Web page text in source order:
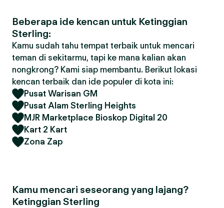
Beberapa ide kencan untuk Ketinggian
Sterling:
Kamu sudah tahu tempat terbaik untuk mencari
teman di sekitarmu, tapi ke mana kalian akan
nongkrong? Kami siap membantu. Berikut lokasi
kencan terbaik dan ide populer di kota ini:
Pusat Warisan GM
Pusat Alam Sterling Heights
MJR Marketplace Bioskop Digital 20
Kart 2 Kart
Zona Zap
Kamu mencari seseorang yang lajang?
Ketinggian Sterling